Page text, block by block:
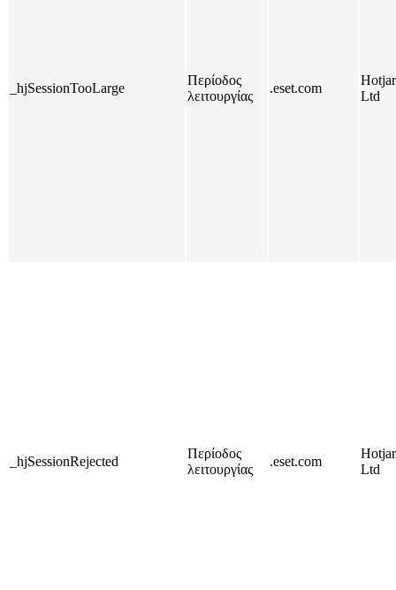
_hjSessionTooLarge
Περίοδος
λειτουργίας
.eset.com
Hotjar
Ltd
_hjSessionRejected
Περίοδος
λειτουργίας
.eset.com
Hotjar
Ltd